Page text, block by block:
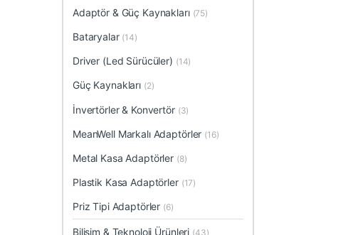
Adaptör & Güç Kaynakları (75)
Bataryalar (14)
Driver (Led Sürücüler) (14)
Güç Kaynakları (2)
İnvertörler & Konvertör (3)
MeanWell Markalı Adaptörler (16)
Metal Kasa Adaptörler (8)
Plastik Kasa Adaptörler (17)
Priz Tipi Adaptörler (6)
Bilişim & Teknoloji Ürünleri (43)